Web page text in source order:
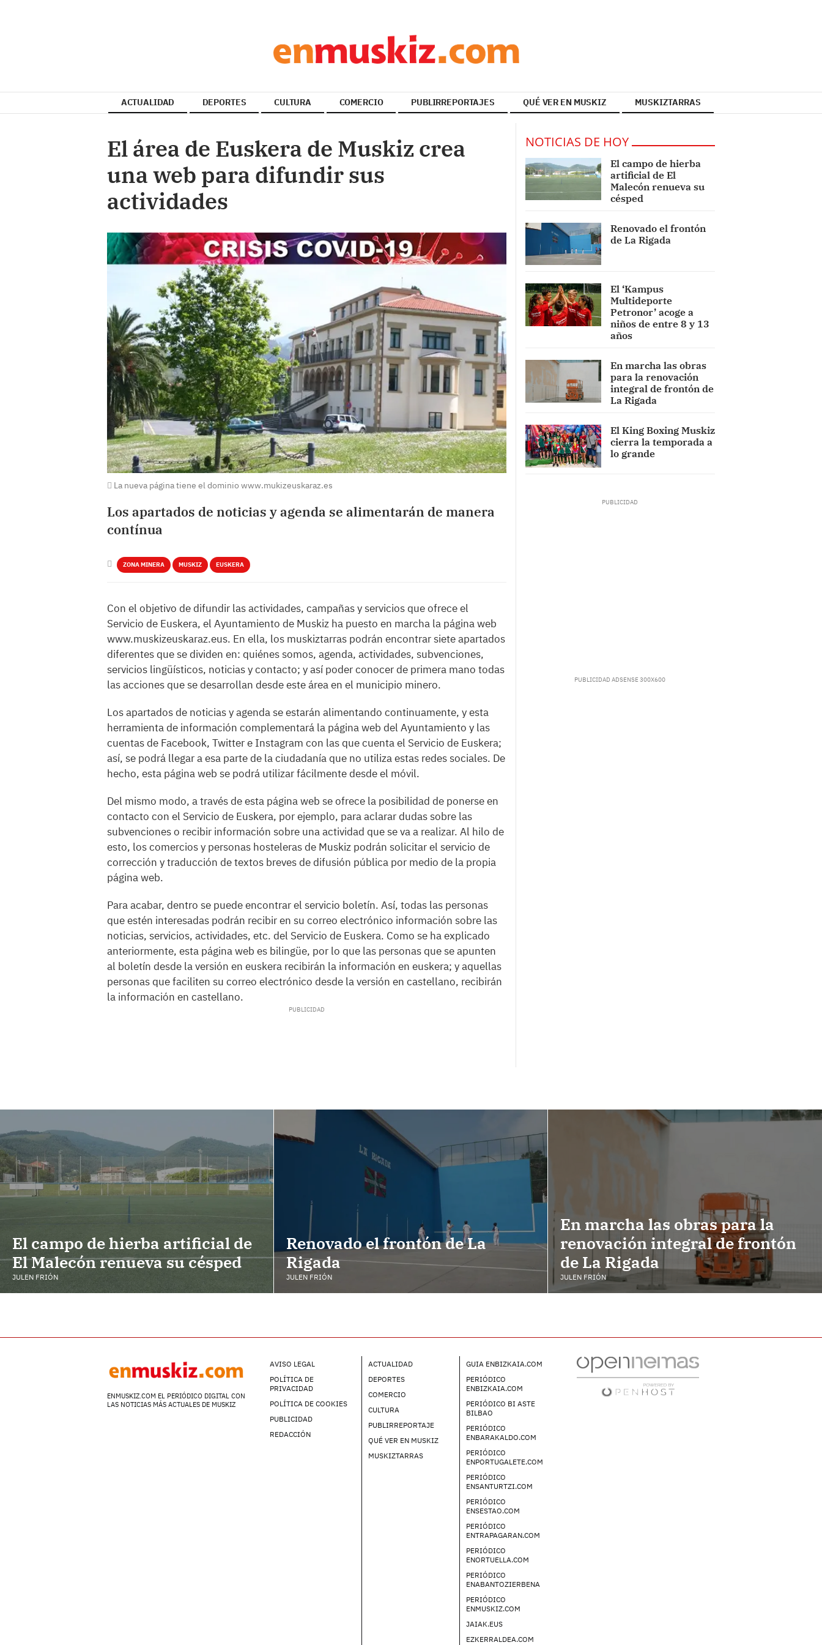
ACTUALIDAD DEPORTES CULTURA COMERCIO PUBLIRREPORTAJES QUÉ VER EN MUSKIZ MUSKIZTARRAS
El área de Euskera de Muskiz crea
una web para difundir sus
actividades
La nueva página tiene el dominio www.mukizeuskaraz.es
Los apartados de noticias y agenda se alimentarán de manera
contínua
ZONA MINERA MUSKIZ EUSKERA
Con el objetivo de difundir las actividades, campañas y servicios que ofrece el
Servicio de Euskera, el Ayuntamiento de Muskiz ha puesto en marcha la página web
www.muskizeuskaraz.eus. En ella, los muskiztarras podrán encontrar siete apartados
diferentes que se dividen en: quiénes somos, agenda, actividades, subvenciones,
servicios lingüísticos, noticias y contacto; y así poder conocer de primera mano todas
las acciones que se desarrollan desde este área en el municipio minero.
Los apartados de noticias y agenda se estarán alimentando continuamente, y esta
herramienta de información complementará la página web del Ayuntamiento y las
cuentas de Facebook, Twitter e Instagram con las que cuenta el Servicio de Euskera;
así, se podrá llegar a esa parte de la ciudadanía que no utiliza estas redes sociales. De
hecho, esta página web se podrá utilizar fácilmente desde el móvil.
Del mismo modo, a través de esta página web se ofrece la posibilidad de ponerse en
contacto con el Servicio de Euskera, por ejemplo, para aclarar dudas sobre las
subvenciones o recibir información sobre una actividad que se va a realizar. Al hilo de
esto, los comercios y personas hosteleras de Muskiz podrán solicitar el servicio de
corrección y traducción de textos breves de difusión pública por medio de la propia
página web.
Para acabar, dentro se puede encontrar el servicio boletín. Así, todas las personas
que estén interesadas podrán recibir en su correo electrónico información sobre las
noticias, servicios, actividades, etc. del Servicio de Euskera. Como se ha explicado
anteriormente, esta página web es bilingüe, por lo que las personas que se apunten
al boletín desde la versión en euskera recibirán la información en euskera; y aquellas
personas que faciliten su correo electrónico desde la versión en castellano, recibirán
la información en castellano.
NOTICIAS DE HOY
El campo de hierba
artificial de El
Malecón renueva su
césped
Renovado el frontón
de La Rigada
El ‘Kampus
Multideporte
Petronor’ acoge a
niños de entre 8 y 13
años
En marcha las obras
para la renovación
integral de frontón de
La Rigada
El King Boxing Muskiz
cierra la temporada a
lo grande
El campo de hierba artificial de
El Malecón renueva su césped
JULEN FRIÓN
Renovado el frontón de La
Rigada
JULEN FRIÓN
En marcha las obras para la
renovación integral de frontón
de La Rigada
JULEN FRIÓN
ENMUSKIZ.COM EL PERIÓDICO DIGITAL CON
LAS NOTICIAS MÁS ACTUALES DE MUSKIZ
AVISO LEGAL
POLÍTICA DE
PRIVACIDAD
POLÍTICA DE COOKIES
PUBLICIDAD
REDACCIÓN
ACTUALIDAD
DEPORTES
COMERCIO
CULTURA
PUBLIRREPORTAJE
QUÉ VER EN MUSKIZ
MUSKIZTARRAS
GUIA ENBIZKAIA.COM
PERIÓDICO
ENBIZKAIA.COM
PERIÓDICO BI ASTE
BILBAO
PERIÓDICO
ENBARAKALDO.COM
PERIÓDICO
ENPORTUGALETE.COM
PERIÓDICO
ENSANTURTZI.COM
PERIÓDICO
ENSESTAO.COM
PERIÓDICO
ENTRAPAGARAN.COM
PERIÓDICO
ENORTUELLA.COM
PERIÓDICO
ENABANTOZIERBENA
PERIÓDICO
ENMUSKIZ.COM
JAIAK.EUS
EZKERRALDEA.COM